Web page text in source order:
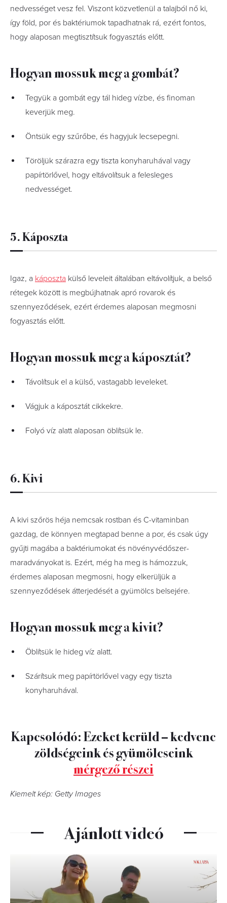
nedvességet vesz fel. Viszont közvetlenül a talajból nő ki,
így föld, por és baktériumok tapadhatnak rá, ezért fontos,
hogy alaposan megtisztítsuk fogyasztás előtt.
Hogyan mossuk meg a gombát?
Tegyük a gombát egy tál hideg vízbe, és finoman
keverjük meg.
Öntsük egy szűrőbe, és hagyjuk lecsepegni.
Töröljük szárazra egy tiszta konyharuhával vagy
papírtörlővel, hogy eltávolítsuk a felesleges
nedvességet.
5. Káposzta
Igaz, a káposzta külső leveleit általában eltávolítjuk, a belső
rétegek között is megbújhatnak apró rovarok és
szennyeződések, ezért érdemes alaposan megmosni
fogyasztás előtt.
Hogyan mossuk meg a káposztát?
Távolítsuk el a külső, vastagabb leveleket.
Vágjuk a káposztát cikkekre.
Folyó víz alatt alaposan öblítsük le.
6. Kivi
A kivi szőrös héja nemcsak rostban és C-vitaminban
gazdag, de könnyen megtapad benne a por, és csak úgy
gyűjti magába a baktériumokat és növényvédőszer-
maradványokat is. Ezért, még ha meg is hámozzuk,
érdemes alaposan megmosni, hogy elkerüljük a
szennyeződések átterjedését a gyümölcs belsejére.
Hogyan mossuk meg a kivit?
Öblítsük le hideg víz alatt.
Szárítsuk meg papírtörlővel vagy egy tiszta
konyharuhával.
Kapcsolódó: Ezeket kerüld – kedvenc
zöldségeink és gyümölcseink
mérgező részei
Kiemelt kép: Getty Images
Ajánlott videó